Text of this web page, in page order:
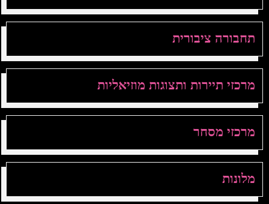
תחבורה ציבורית
מרכזי תיירות ותצוגות מוזיאליות
מרכזי מסחר
מלונות